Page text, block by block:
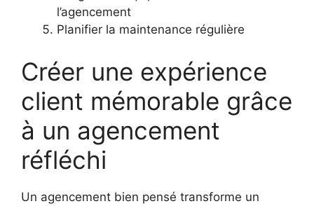
l’agencement
Planifier la maintenance régulière
Créer une expérience
client mémorable grâce
à un agencement
réfléchi
Un agencement bien pensé transforme un